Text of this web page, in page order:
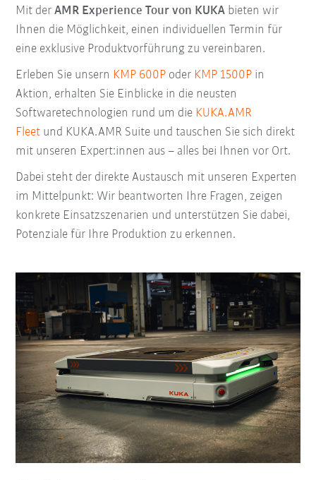
Mit derAMR Experience Tour von KUKA bieten wir
Ihnen die Möglichkeit, einen individuellen Termin für
eine exklusive Produktvorführung zu vereinbaren.
Erleben Sie unsern KMP 600P oder KMP 1500P in
Aktion, erhalten Sie Einblicke in die neusten
Softwaretechnologien rund um die KUKA.AMR
Fleet und KUKA.AMR Suite und tauschen Sie sich direkt
mit unseren Expert:innen aus – alles bei Ihnen vor Ort.
Dabei steht der direkte Austausch mit unseren Experten
im Mittelpunkt: Wir beantworten Ihre Fragen, zeigen
konkrete Einsatzszenarien und unterstützen Sie dabei,
Potenziale für Ihre Produktion zu erkennen.